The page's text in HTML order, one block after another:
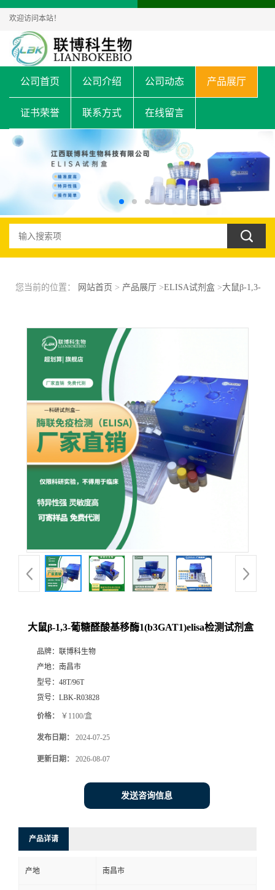
欢迎访问本站！
公司首页 公司介绍 公司动态 产品展厅
证书荣誉 联系方式 在线留言
您当前的位置： 网站首页 > 产品展厅 >ELISA试剂盒>大鼠β-1,3-
大鼠β-1,3-葡糖醛酸基移酶1(b3GAT1)elisa检测试剂盒
品牌： 联博科生物
产地： 南昌市
型号： 48T/96T
货号： LBK-R03828
价格： ￥1100/盒
发布日期： 2024-07-25
更新日期： 2026-08-07
发送咨询信息
产品详请
产地 南昌市